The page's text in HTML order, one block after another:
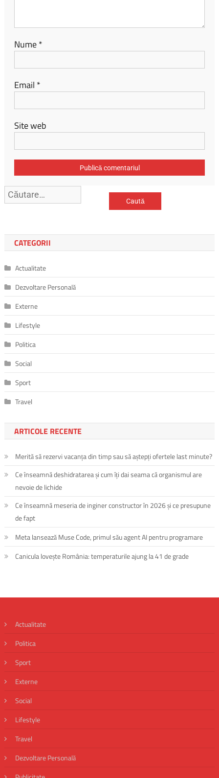
Nume*
Email *
Site web
Caută
după:
CATEGORII
Actualitate
Dezvoltare Personală
Externe
Lifestyle
Politica
Social
Sport
Travel
ARTICOLE RECENTE
Merită să rezervi vacanța din timp sau să aștepți ofertele last minute?
Ce înseamnă deshidratarea și cum îți dai seama că organismul are
nevoie de lichide
Ce înseamnă meseria de inginer constructor în 2026 și ce presupune
de fapt
Meta lansează Muse Code, primul său agent AI pentru programare
Canicula lovește România: temperaturile ajung la 41 de grade
Actualitate
Politica
Sport
Externe
Social
Lifestyle
Travel
Dezvoltare Personală